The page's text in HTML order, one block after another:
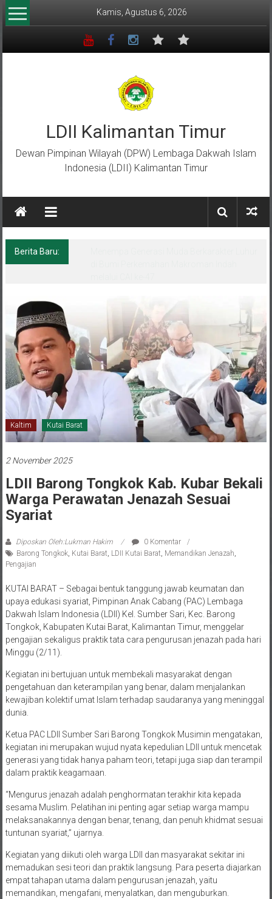
Lompat
ke
Kamis, Agustus 6, 2026
LDII Kalimantan Timur
Dewan Pimpinan Wilayah (DPW) Lembaga Dakwah Islam
Indonesia (LDII) Kalimantan Timur
Berita Baru:
Kaltim Kutai Barat
2 November 2025
LDII Barong Tongkok Kab. Kubar Bekali
Warga Perawatan Jenazah Sesuai
Syariat
Diposkan Oleh:Lukman Hakim
0 Komentar
Barong Tongkok, Kutai Barat, LDII Kutai Barat, Memandikan Jenazah,
Pengajian
KUTAI BARAT – Sebagai bentuk tanggung jawab keumatan dan
upaya edukasi syariat, Pimpinan Anak Cabang (PAC) Lembaga
Dakwah Islam Indonesia (LDII) Kel. Sumber Sari, Kec. Barong
Tongkok, Kabupaten Kutai Barat, Kalimantan Timur, menggelar
pengajian sekaligus praktik tata cara pengurusan jenazah pada hari
Minggu (2/11).
Kegiatan ini bertujuan untuk membekali masyarakat dengan
pengetahuan dan keterampilan yang benar, dalam menjalankan
kewajiban kolektif umat Islam terhadap saudaranya yang meninggal
dunia.
Ketua PAC LDII Sumber Sari Barong Tongkok Musimin mengatakan,
kegiatan ini merupakan wujud nyata kepedulian LDII untuk mencetak
generasi yang tidak hanya paham teori, tetapi juga siap dan terampil
dalam praktik keagamaan.
“Mengurus jenazah adalah penghormatan terakhir kita kepada
sesama Muslim. Pelatihan ini penting agar setiap warga mampu
melaksanakannya dengan benar, tenang, dan penuh khidmat sesuai
tuntunan syariat,” ujarnya.
Kegiatan yang diikuti oleh warga LDII dan masyarakat sekitar ini
memadukan sesi teori dan praktik langsung. Para peserta diajarkan
empat tahapan utama dalam pengurusan jenazah, yaitu
memandikan, mengafani, menyalatkan, dan menguburkan.